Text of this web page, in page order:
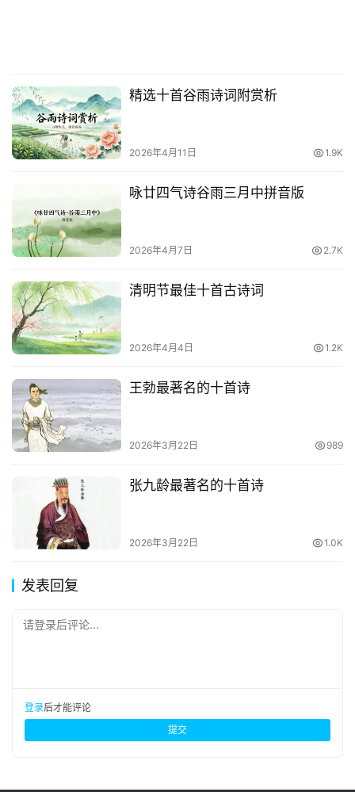
精选十首谷雨诗词附赏析
2026年4月11日 1.9K
咏廿四气诗谷雨三月中拼音版
2026年4月7日 2.7K
清明节最佳十首古诗词
2026年4月4日 1.2K
王勃最著名的十首诗
2026年3月22日 989
张九龄最著名的十首诗
2026年3月22日 1.0K
发表回复
请登录后评论...
登录后才能评论
提交